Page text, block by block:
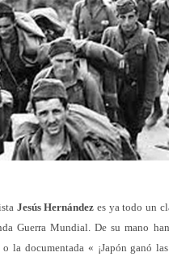
Jesús Hernández es ya todo un
Guerra Mundial. De su mano
la documentada « ¡Japón ganó